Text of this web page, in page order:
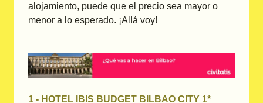
alojamiento, puede que el precio sea mayor o
menor a lo esperado. ¡Allá voy!
1 - HOTEL IBIS BUDGET BILBAO CITY 1*